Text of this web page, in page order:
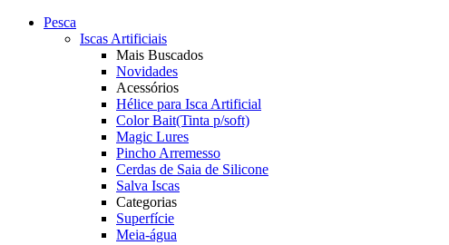
Pesca
Iscas Artificiais
Mais Buscados
Novidades
Acessórios
Hélice para Isca Artificial
Color Bait(Tinta p/soft)
Magic Lures
Pincho Arremesso
Cerdas de Saia de Silicone
Salva Iscas
Categorias
Superfície
Meia-água